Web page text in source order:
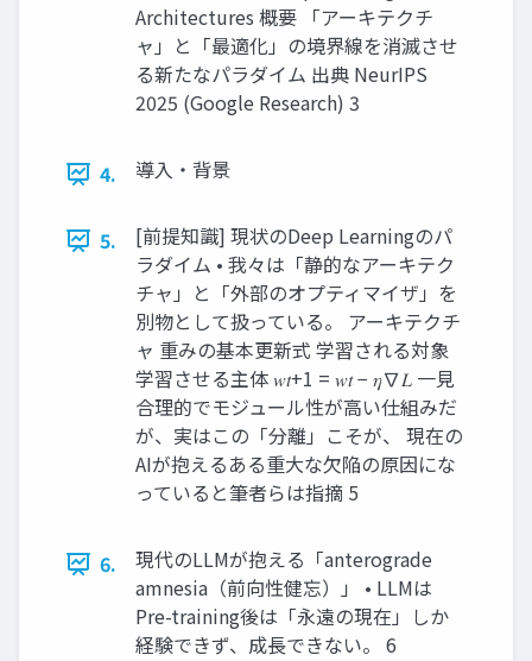
Architectures 概要 「アーキテクチ
ャ」と「最適化」の境界線を消滅させ
る新たなパラダイム 出典 NeurIPS
2025 (Google Research) 3
4. 導入・背景
5.
[前提知識] 現状のDeep Learningのパ
ラダイム • 我々は「静的なアーキテク
チャ」と「外部のオプティマイザ」を
別物として扱っている。 アーキテクチ
ャ 重みの基本更新式 学習される対象
学習させる主体 𝑤𝑡+1 = 𝑤𝑡 − 𝜂∇𝐿 一見
合理的でモジュール性が高い仕組みだ
が、実はこの「分離」こそが、 現在の
AIが抱えるある重大な欠陥の原因にな
っていると筆者らは指摘 5
6.
現代のLLMが抱える「anterograde
amnesia（前向性健忘）」 • LLMは
Pre-training後は「永遠の現在」しか
経験できず、成長できない。 6